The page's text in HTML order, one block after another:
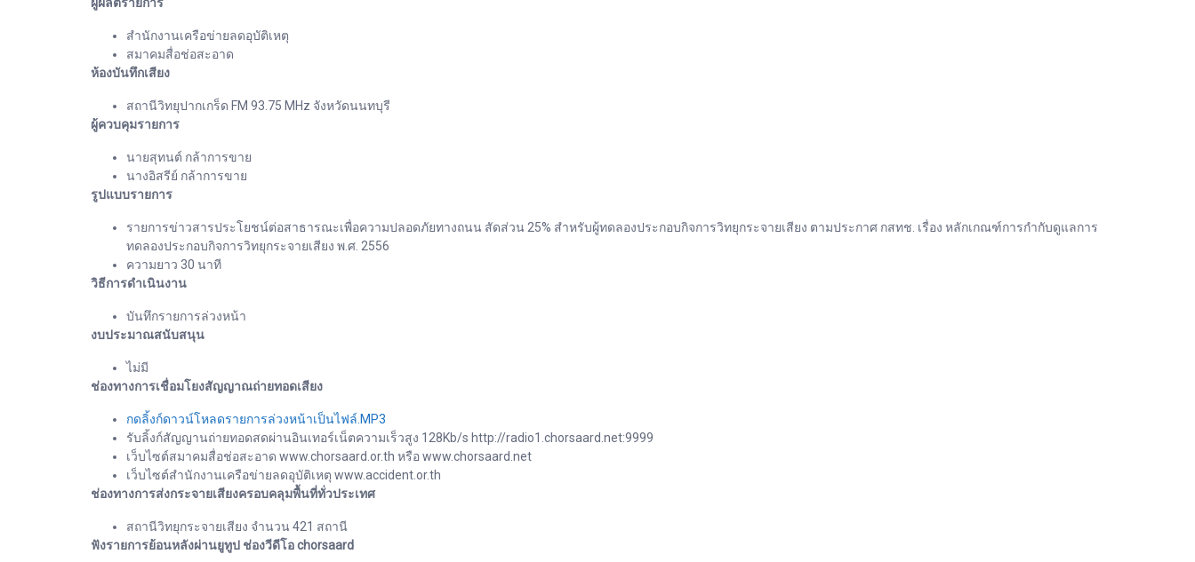
สำนักงานเครือข่ายลดอุบัติเหตุ
สมาคมสื่อช่อสะอาด
ห้องบันทึกเสียง
สถานีวิทยุปากเกร็ด FM 93.75 MHz จังหวัดนนทบุรี
ผู้ควบคุมรายการ
นายสุทนต์ กล้าการขาย
นางอิสรีย์ กล้าการขาย
รูปแบบรายการ
รายการข่าวสารประโยชน์ต่อสาธารณะเพื่อความปลอดภัยทางถนน สัดส่วน 25% สำหรับผู้ทดลองประกอบกิจการวิทยุกระจายเสียง ตามประกาศ กสทช. เรื่อง หลักเกณฑ์การกำกับดูแลการ
ทดลองประกอบกิจการวิทยุกระจายเสียง พ.ศ. 2556
ความยาว 30 นาที
วิธีการดำเนินงาน
บันทึกรายการล่วงหน้า
งบประมาณสนับสนุน
ไม่มี
ช่องทางการเชื่อมโยงสัญญาณถ่ายทอดเสียง
กดลิ้งก์ดาวน์โหลดรายการล่วงหน้าเป็นไฟล์.MP3
รับลิ้งก์สัญญานถ่ายทอดสดผ่านอินเทอร์เน็ตความเร็วสูง 128Kb/s http://radio1.chorsaard.net:9999
เว็บไซต์สมาคมสื่อช่อสะอาด www.chorsaard.or.th หรือ www.chorsaard.net
เว็บไซต์สำนักงานเครือข่ายลดอุบัติเหตุ www.accident.or.th
ช่องทางการส่งกระจายเสียงครอบคลุมพื้นที่ทั่วประเทศ
สถานีวิทยุกระจายเสียง จำนวน 421 สถานี
ฟังรายการย้อนหลังผ่านยูทูป ช่องวีดีโอ chorsaard